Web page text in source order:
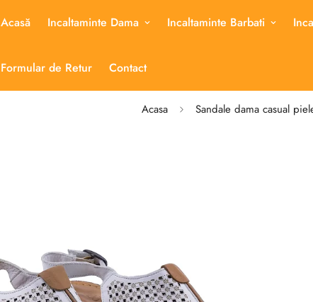
Acasă Incaltaminte Dama Incaltaminte Barbati
Formular de Retur Contact
Acasa Sandale dama casual